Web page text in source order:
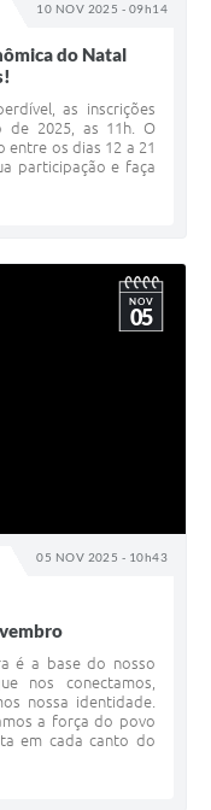
10 NOV 2025 - 09h14
do Natal
as inscrições
de 2025, as 11h. O
entre os dias 12 a 21
participação e faça
05 NOV 2025 - 10h43
NOV
05
é a base do nosso
nos conectamos,
nossa identidade.
a força do povo
em cada canto do